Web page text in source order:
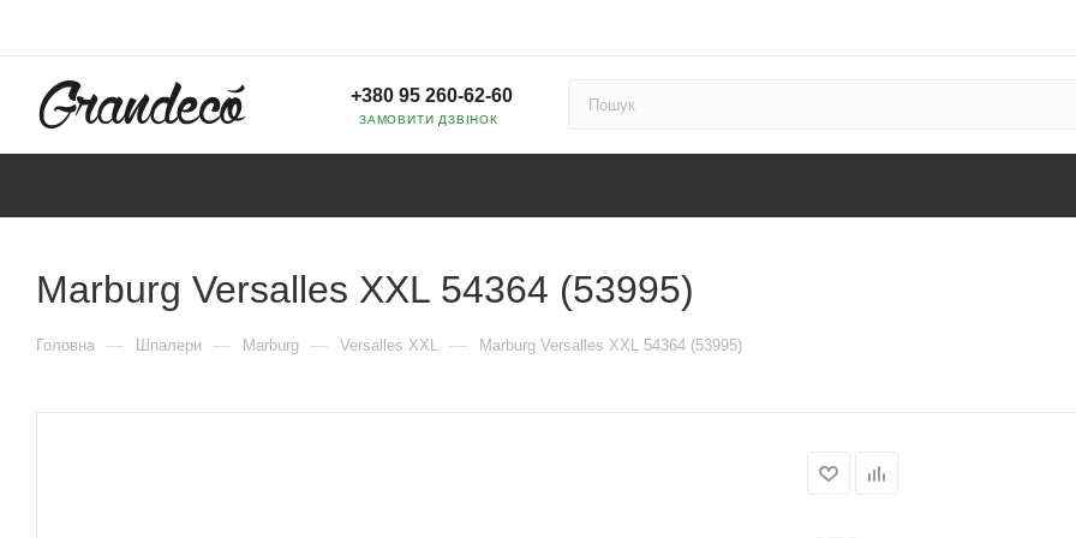
+380 95 260-62-60
ЗАМОВИТИ ДЗВІНОК
Marburg Versalles XXL 54364 (53995)
Головна — Шпалери — Marburg — Versalles XXL — Marburg Versalles XXL 54364 (53995)